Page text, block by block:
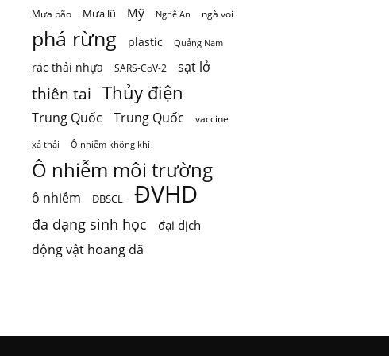
Mưa bão Mưa lũ Mỹ Nghệ An ngà voi
phá rừng plastic Quảng Nam
rác thải nhựa SARS-CoV-2 sạt lở
thiên tai Thủy điện
Trung Quốc Trung Quốc vaccine
xả thải Ô nhiễm không khí
Ô nhiễm môi trường
ô nhiễm ĐBSCL ĐVHD
đa dạng sinh học
đại dịch
động vật hoang dã